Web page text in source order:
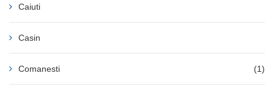
Caiuti
Casin
Comanesti (1)